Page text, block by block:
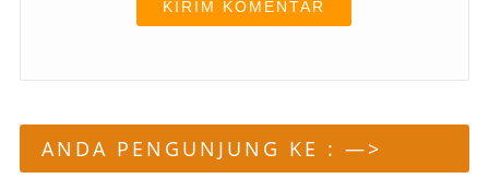
ANDA PENGUNJUNG KE : —>